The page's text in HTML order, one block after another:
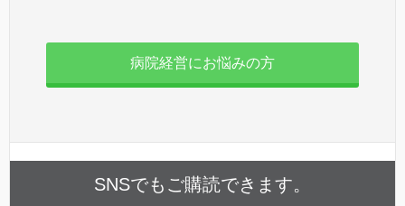
病院経営にお悩みの方
SNSでもご購読できます。